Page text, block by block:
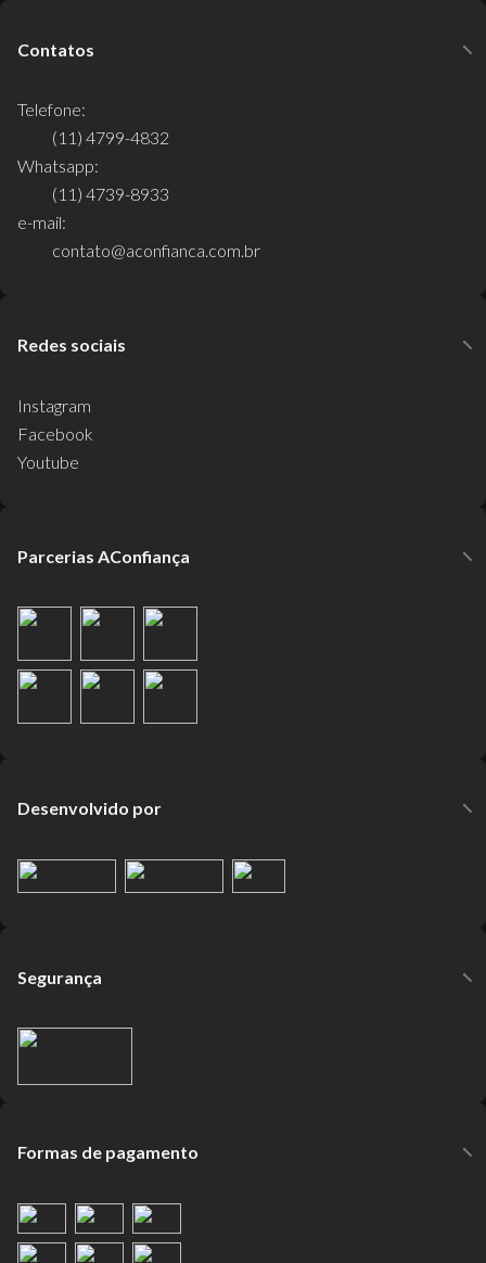
Contatos
Telefone:
(11) 4799-4832
Whatsapp:
(11) 4739-8933
e-mail:
contato@aconfianca.com.br
Redes sociais
Instagram
Facebook
Youtube
Parcerias AConfiança
Desenvolvido por
Segurança
Formas de pagamento